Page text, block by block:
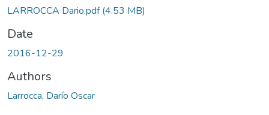
LARROCCA Dario.pdf(4.53 MB)
Date
2016-12-29
Authors
Larrocca, Darío Oscar